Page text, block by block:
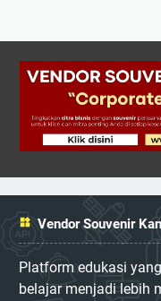
Vendor Souvenir
Platform edukasi
belajar menjadi lebih